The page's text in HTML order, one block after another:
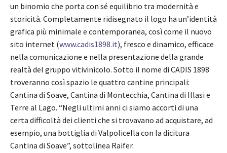
un binomio che porta con sé equilibrio tra modernità e
storicità. Completamente ridisegnato il logo ha un’identità
grafica più minimale e contemporanea, così come il nuovo
sito internet (www.cadis1898.it), fresco e dinamico, efficace
nella comunicazione e nella presentazione della grande
realtà del gruppo vitivinicolo. Sotto il nome di CADIS 1898
troveranno così spazio le quattro cantine principali:
Cantina di Soave, Cantina di Montecchia, Cantina di Illasi e
Terre al Lago. “Negli ultimi anni ci siamo accorti di una
certa difficoltà dei clienti che si trovavano ad acquistare, ad
esempio, una bottiglia di Valpolicella con la dicitura
Cantina di Soave”, sottolinea Raifer.